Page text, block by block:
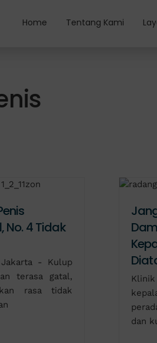
Home Tentang Kami
No. 4 Tidak
- Kulup
terasa gatal,
rasa tidak
dan